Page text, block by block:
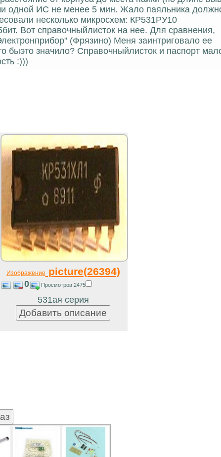
одной ИС не менее 5 мин. Жало паяльника
несколько микросхем: КР531РУ10
Вот справочныйлисток на нее. Для сравнения,
(Фрязино) Меня заинтриговало ее
значило? Справочныйлисток и паспорт
:)))
Изображение picture(26394)
0 Просмотров 2475
531ая серия